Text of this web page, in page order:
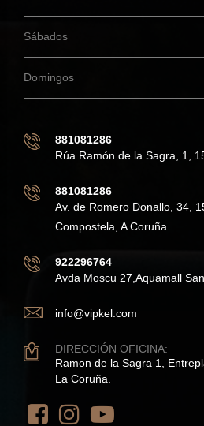
Sábados
Domingos
881081286
Rúa Ramón de la Sagra, 1,
881081286
Av. de Romero Donallo, 34,
Compostela, A Coruña
922296764
Avda Moscu 27,Aquamall
info@vipkel.com
DIRECCIÓN OFICINA:
Ramon de la Sagra 1,
La Coruña.